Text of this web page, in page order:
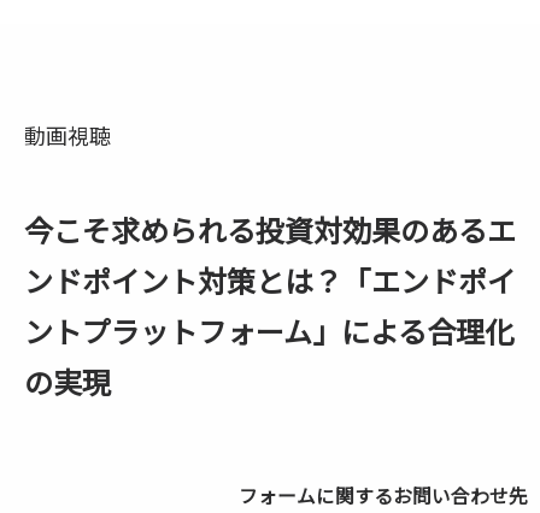
動画視聴
今こそ求められる投資対効果のあるエ
ンドポイント対策とは？「エンドポイ
ントプラットフォーム」による合理化
の実現
フォームに関するお問い合わせ先